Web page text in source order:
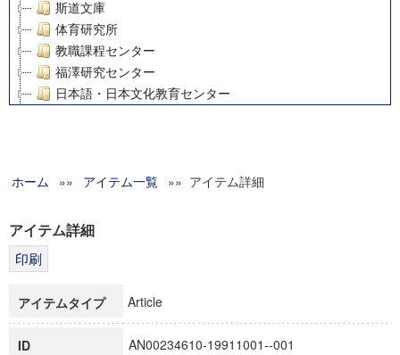
斯道文庫
体育研究所
教職課程センター
福澤研究センター
日本語・日本文化教育センター
グローバルリサーチインスティテュート
科学研究費補助金研究成果報告書
博士課程教育リーディングプログラム「超成熟社会発展のサ
ホーム »» アイテム一覧 »» アイテム詳細
アイテム詳細
アイテムタイプ Article
ID AN00234610-19911001--001